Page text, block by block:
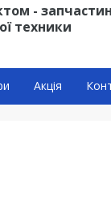
-
техники
Акція